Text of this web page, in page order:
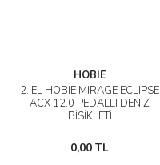
HOBIE
2. EL HOBIE MIRAGE ECLIPSE
ACX 12.0 PEDALLI DENİZ
BİSİKLETİ
0,00 TL